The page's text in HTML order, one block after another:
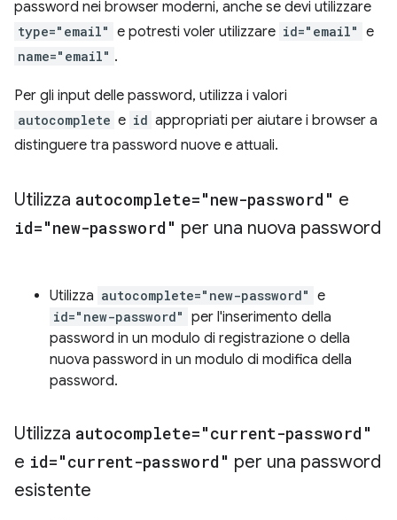
password nei browser moderni, anche se devi utilizzare
type="email" e potresti voler utilizzare id="email" e
name="email" .
Per gli input delle password, utilizza i valori
autocomplete e id appropriati per aiutare i browser a
distinguere tra password nuove e attuali.
Utilizza autocomplete="new-password" e
id="new-password" per una nuova password
Utilizza autocomplete="new-password" e
id="new-password" per l'inserimento della
password in un modulo di registrazione o della
nuova password in un modulo di modifica della
password.
Utilizza autocomplete="current-password"
e id="current-password" per una password
esistente